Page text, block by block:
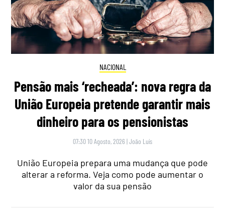
NACIONAL
Pensão mais ‘recheada’: nova regra da
União Europeia pretende garantir mais
dinheiro para os pensionistas
07:30 10 Agosto, 2026 |João Luís
União Europeia prepara uma mudança que pode
alterar a reforma. Veja como pode aumentar o
valor da sua pensão